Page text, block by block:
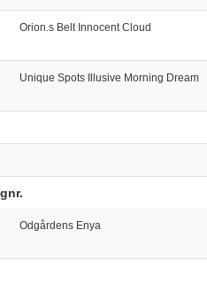
Orion.s Belt Innocent Cloud
Unique Spots Illusive Morning Dream
Odgårdens Enya